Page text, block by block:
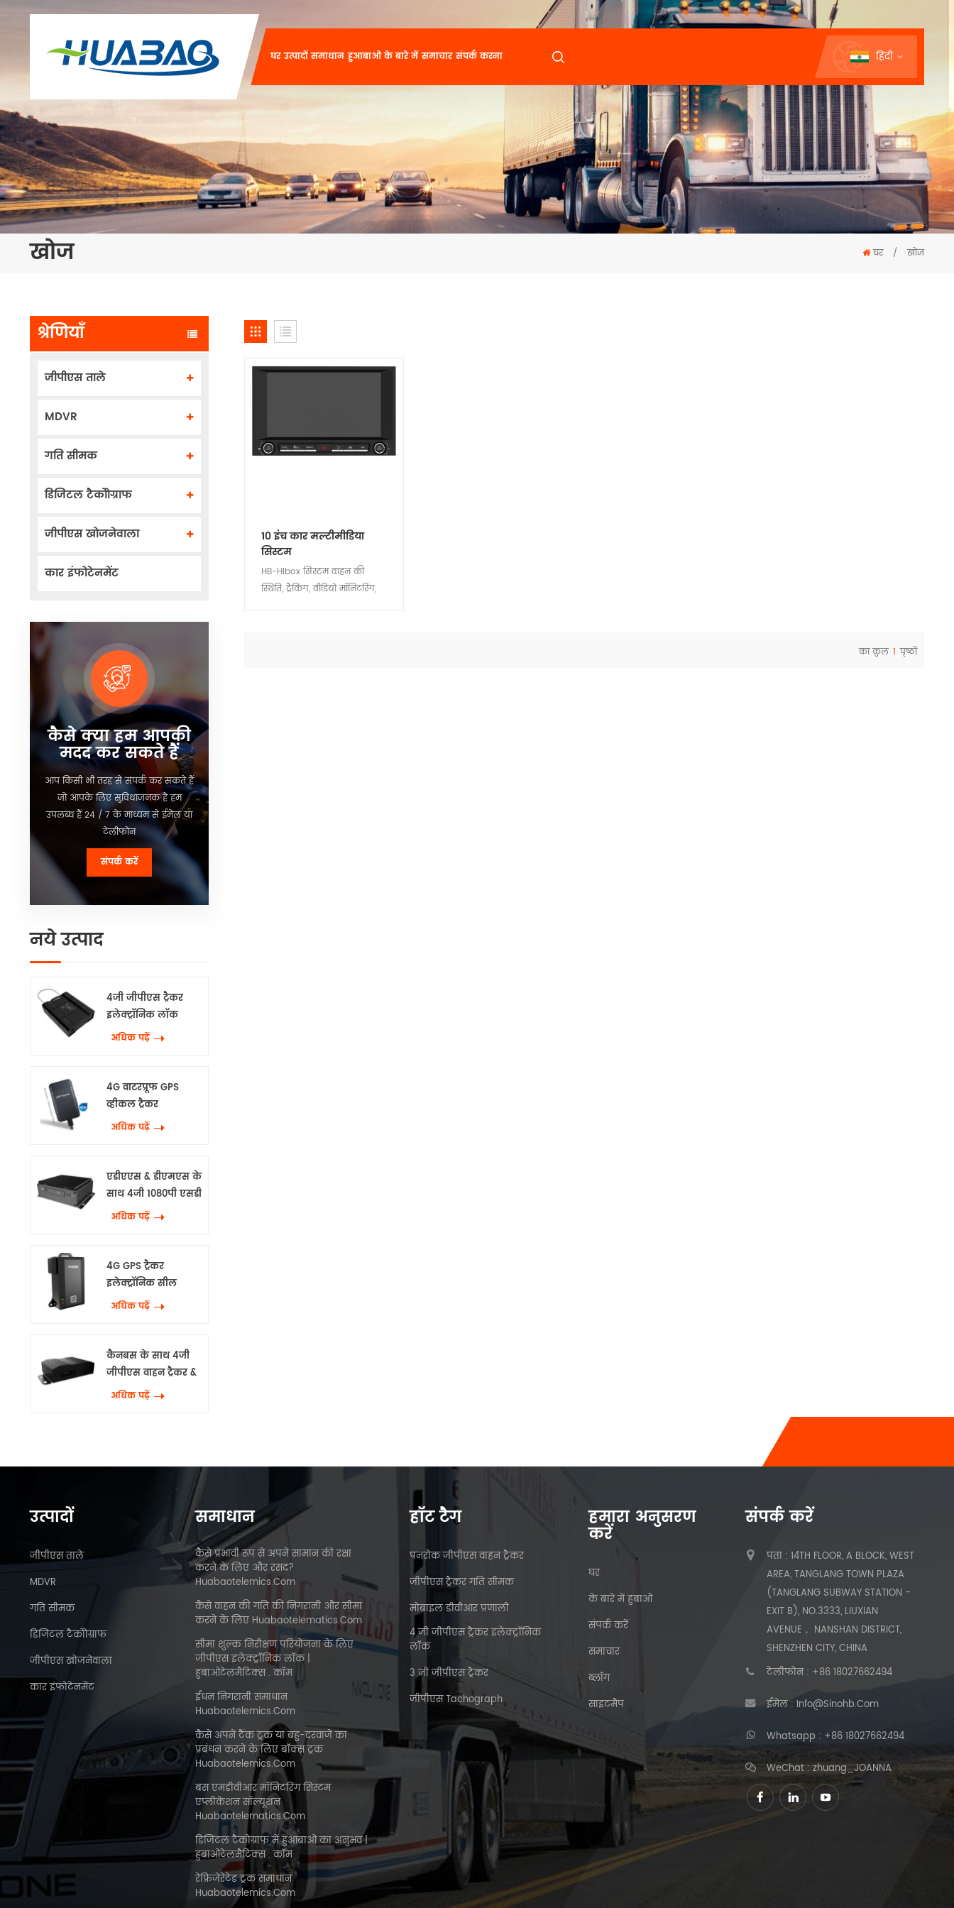
घर उत्पादों समाधान हुआबाओ के बारे में समाचार संपर्क करना हिंदी
खोज घर / खोज
श्रेणियाँ
जीपीएस ताले
MDVR
गति सीमक
डिजिटल टैकोोग्राफ
जीपीएस खोजनेवाला
कार इंफोटेनमेंट
कैसे क्या हम आपकी
मदद कर सकते हैं
आप किसी भी तरह से संपर्क कर सकते हैं
जो आपके लिए सुविधाजनक है हम
उपलब्ध हैं 24 / 7 के माध्यम से ईमेल या
टेलीफोन
संपर्क करें
नये उत्पाद
4जी जीपीएस ट्रैकर
इलेक्ट्रॉनिक लॉक
अधिक पढ़ें
4G वाटरप्रूफ GPS
व्हीकल ट्रैकर
अधिक पढ़ें
एडीएएस & डीएमएस के
साथ 4जी 1080पी एसडी
एमडीवीआर
अधिक पढ़ें
4G GPS ट्रैकर
इलेक्ट्रॉनिक सील
अधिक पढ़ें
कैनबस के साथ 4जी
जीपीएस वाहन ट्रैकर &
वाईफाई
अधिक पढ़ें
10 इंच कार मल्टीमीडिया
सिस्टम
HB-Hibox सिस्टम वाहन की
स्थिति, ट्रैकिंग, वीडियो मॉनिटरिंग,
का कुल 1 पृष्ठों
उत्पादों
जीपीएस ताले
MDVR
गति सीमक
डिजिटल टैकोोग्राफ
जीपीएस खोजनेवाला
कार इंफोटेनमेंट
समाधान
कैसे प्रभावी रूप से अपने सामान की रक्षा
करने के लिए और रसद?
Huabaotelemics.com
कैसे वाहन की गति की निगरानी और सीमा
करने के लिए Huabaotelematics.com
सीमा शुल्क निरीक्षण परियोजना के लिए
जीपीएस इलेक्ट्रॉनिक लॉक |
हुबाओटेलमैटिक्स . कॉम
ईंधन निगरानी समाधान
Huabaotelemics.com
कैसे अपने टैंक ट्रक या बहु-दरवाजे का
प्रबंधन करने के लिए बॉक्स ट्रक
Huabaotelemics.com
बस एमडीवीआर मॉनिटरिंग सिस्टम
एप्लीकेशन सॉल्यूशन
Huabaotelematics.com
डिजिटल टैकोग्राफ में हुआबाओ का अनुभव |
हुबाओटेलमैटिक्स . कॉम
रेफ्रिजेरेटेड ट्रक समाधान
Huabaotelemics.com
हॉट टैग
पनरोक जीपीएस वाहन ट्रैकर
जीपीएस ट्रैकर गति सीमक
मोबाइल डीवीआर प्रणाली
4 जी जीपीएस ट्रैकर इलेक्ट्रॉनिक
लॉक
3 जी जीपीएस ट्रैकर
जीपीएस Tachograph
हमारा अनुसरण
करें
घर
के बारे में हुबाओ
संपर्क करें
समाचार
ब्लॉग
साइटमैप
संपर्क करें
पता : 14TH FLOOR, A BLOCK, WEST
AREA, TANGLANG TOWN PLAZA
(TANGLANG SUBWAY STATION -
EXIT B), NO.3333, LIUXIAN
AVENUE， NANSHAN DISTRICT,
SHENZHEN CITY, CHINA
टेलीफोन : +86 18027662494
ईमेल : Info@sinohb.com
Whatsapp : +86 18027662494
WeChat : zhuang_JOANNA